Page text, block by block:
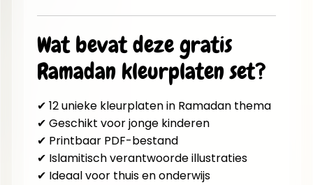
Wat bevat deze gratis
Ramadan kleurplaten set?
✔ 12 unieke kleurplaten in Ramadan thema
✔ Geschikt voor jonge kinderen
✔ Printbaar PDF-bestand
✔ Islamitisch verantwoorde illustraties
✔ Ideaal voor thuis en onderwijs